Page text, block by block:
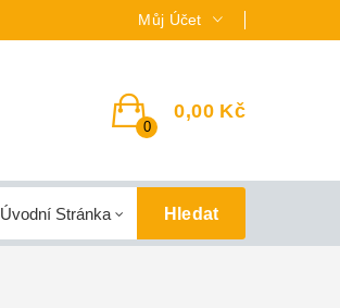
Můj Účet
0
0,00 Kč
Úvodní Stránka Hledat